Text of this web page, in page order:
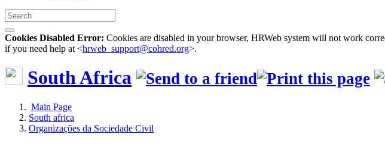
Cookies Disabled Error: Cookies are disabled in your browser, HRWeb system will not work
if you need help at <hrweb_support@cohred.org>.
South Africa
Main Page
South africa
Organizações da Sociedade Civil